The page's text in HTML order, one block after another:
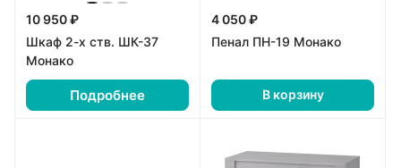
10 950 ₽
Шкаф 2-х ств. ШК-37
Монако
Подробнее
4 050 ₽
Пенал ПН-19 Монако
В корзину